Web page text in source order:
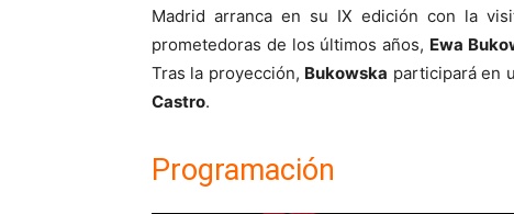
Madrid arranca en su IX edición con la
prometedoras de los últimos años, Ewa
Tras la proyección, Bukowska participará en
Castro.
Programación